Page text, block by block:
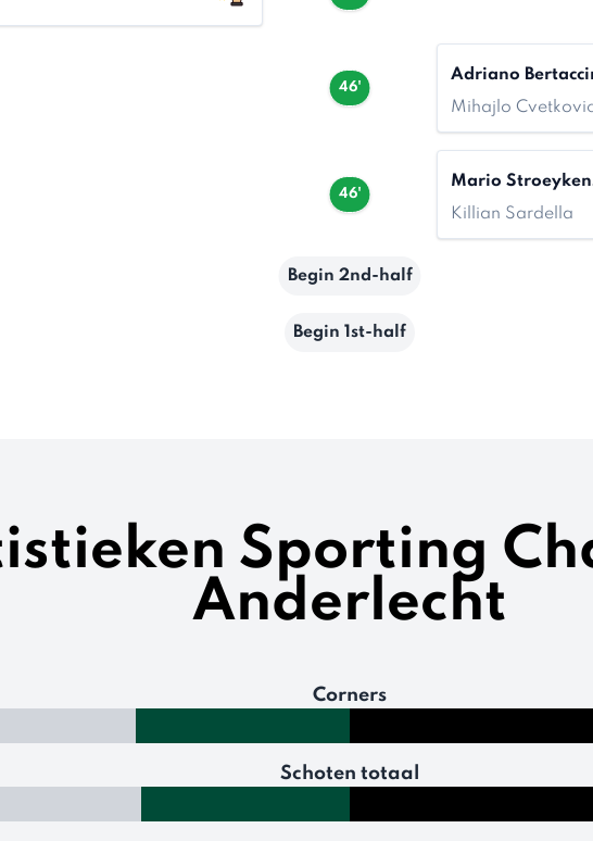
46'
Adriano
Mihajlo
46'
Mario
Killian Sardella
Begin 2nd-half
Begin 1st-half
Sporting
Anderlecht
Corners
Schoten totaal